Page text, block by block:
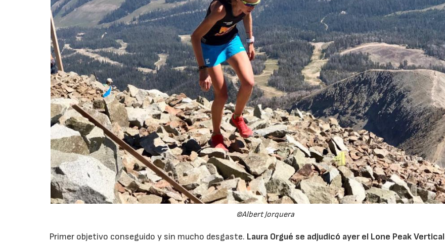
©Albert Jorquera
Primer objetivo conseguido y sin mucho desgaste. Laura Orgué se adjudicó ayer el Lone Peak Vertical